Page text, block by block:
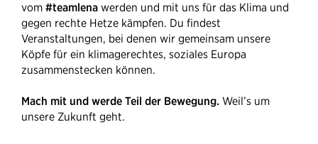
vom #teamlena werden und mit uns für das Klima und
gegen rechte Hetze kämpfen. Du findest
Veranstaltungen, bei denen wir gemeinsam unsere
Köpfe für ein klimagerechtes, soziales Europa
zusammenstecken können.
Mach mit und werde Teil der Bewegung. Weil’s um
unsere Zukunft geht.